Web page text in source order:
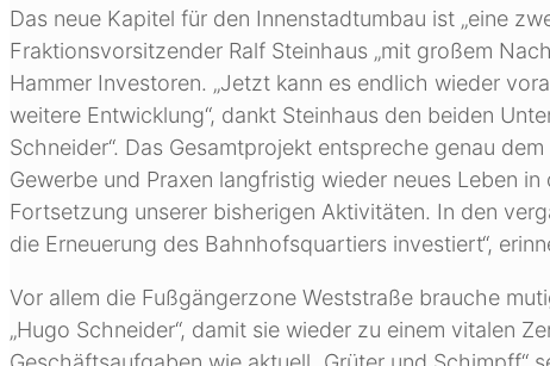
Das neue Kapitel für den Innenstadtumbau ist „eine
Fraktionsvorsitzender Ralf Steinhaus „mit großem
Hammer Investoren. „Jetzt kann es endlich wieder
weitere Entwicklung“, dankt Steinhaus den beiden
Schneider“. Das Gesamtprojekt entspreche genau
Gewerbe und Praxen langfristig wieder neues Leben
Fortsetzung unserer bisherigen Aktivitäten. In den
die Erneuerung des Bahnhofsquartiers investiert“,
Vor allem die Fußgängerzone Weststraße brauche
„Hugo Schneider“, damit sie wieder zu einem vitalen